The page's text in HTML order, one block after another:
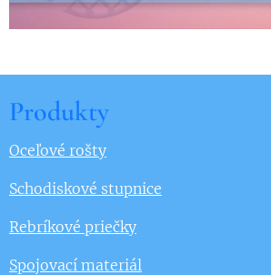
Produkty
Oceľové rošty
Schodiskové stupnice
Rebríkové priečky
Spojovací materiál